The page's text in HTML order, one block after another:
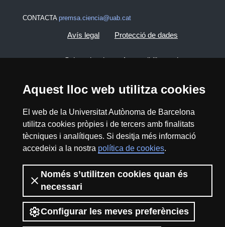
Aquest lloc web utilitza cookies
El web de la Universitat Autònoma de Barcelona
utilitza cookies pròpies i de tercers amb finalitats
tècniques i analítiques. Si desitja més informació
accedeixi a la nostra política de cookies.
Només s’utilitzen cookies quan és
necessari
Configurar les meves preferències
CONTACTA premsa.ciencia@uab.cat
Avís legal Protecció de dades
Sobre el web Accessibilitat web
Mapa del web UAB
Reconeixement - No Comercial (CC BY NC) -
ISSN: 2014-6388
View low-bandwidth version